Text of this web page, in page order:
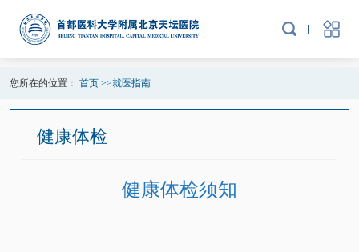
您所在的位置： 首页>>就医指南
健康体检
健康体检须知